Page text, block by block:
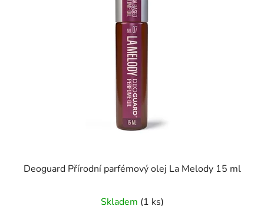
Deoguard Přírodní parfémový olej La Melody 15 ml
Skladem (1 ks)